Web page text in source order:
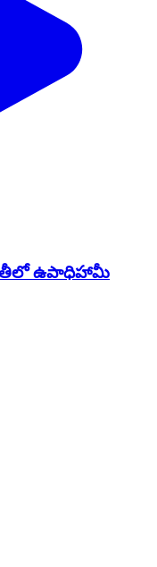
ఉపాధిహామీ